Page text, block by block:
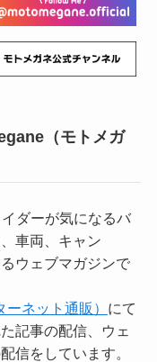
（モトメガ
ダーが気になるバ
車両、キャン
ウェブマガジンで
ネット通販） にて
記事の配信、ウェ
信をしています。